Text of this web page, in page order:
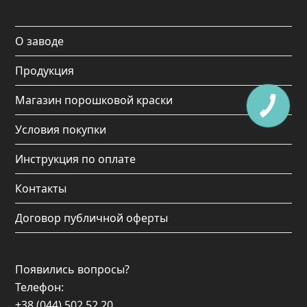
o
k
r
a
m
e
О заводе
Продукция
Магазин порошковой краски
Условия покупки
Инструкция по оплате
Контакты
Договор публичной оферты
Появились вопросы?
Телефон: